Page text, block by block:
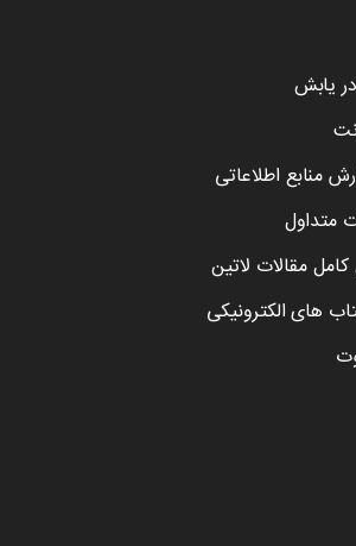
یابش
منابع اطلاعاتی
متداول
کامل مقالات لاتین
های الکترونیکی